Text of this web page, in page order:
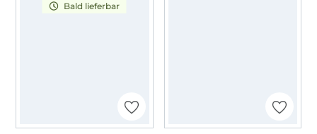
Bald lieferbar